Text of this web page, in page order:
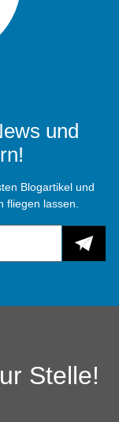
und
Blogartikel und
fliegen lassen.
Stelle!